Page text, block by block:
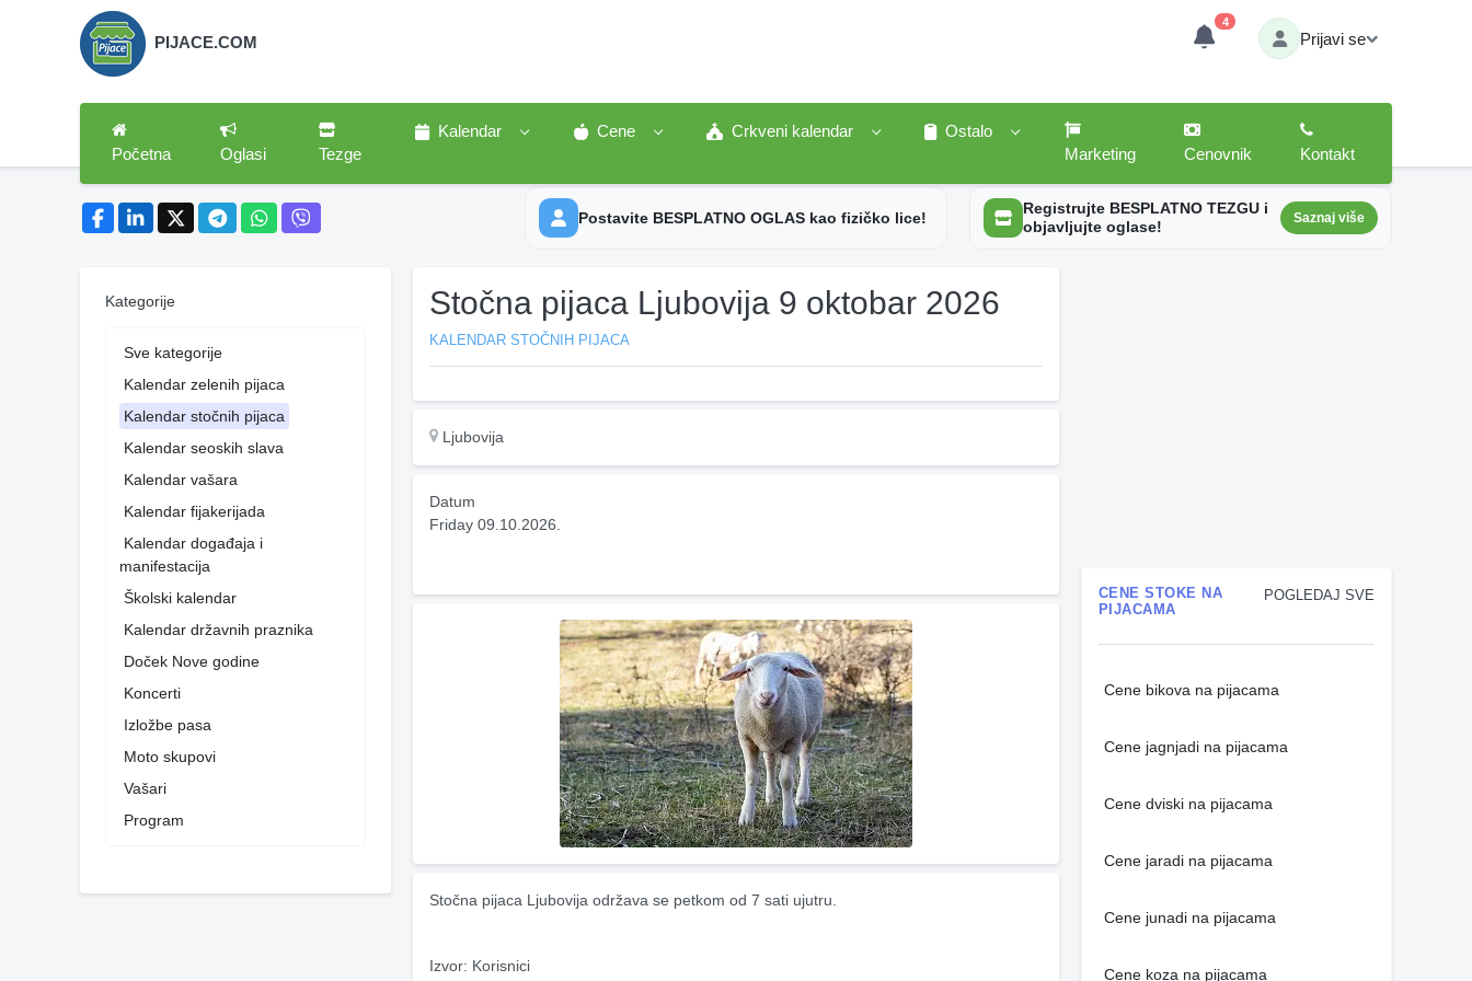
PIJACE.COM
4
Prijavi se
Početna Oglasi Tezge
Kalendar Cene Crkveni kalendar
Ostalo
Marketing
Cenovnik Kontakt
Postavite BESPLATNO OGLAS kao fizičko lice!
Registrujte BESPLATNO TEZGU i
objavljujte oglase!
Saznaj više
Kategorije
Sve kategorije
Kalendar zelenih pijaca
Kalendar stočnih pijaca
Kalendar seoskih slava
Kalendar vašara
Kalendar fijakerijada
Kalendar događaja i
manifestacija
Školski kalendar
Kalendar državnih praznika
Doček Nove godine
Koncerti
Izložbe pasa
Moto skupovi
Vašari
Program
Stočna pijaca Ljubovija 9 oktobar 2026
KALENDAR STOČNIH PIJACA
Ljubovija
Datum
Friday 09.10.2026.
Stočna pijaca Ljubovija održava se petkom od 7 sati ujutru.
Izvor: Korisnici
POGLEDAJ SVE
CENE STOKE NA
PIJACAMA
Cene bikova na pijacama
Cene jagnjadi na pijacama
Cene dviski na pijacama
Cene jaradi na pijacama
Cene junadi na pijacama
Cene koza na pijacama